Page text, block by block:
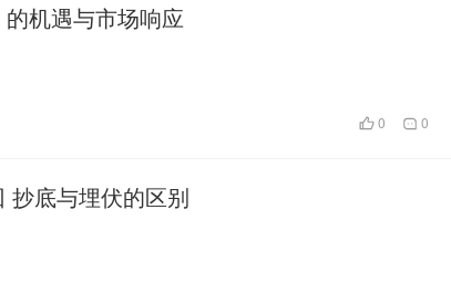
机遇与市场响应
特币 ETF 会是下一个吗？
0 0
第一百九十五回 抄底与埋伏的区别